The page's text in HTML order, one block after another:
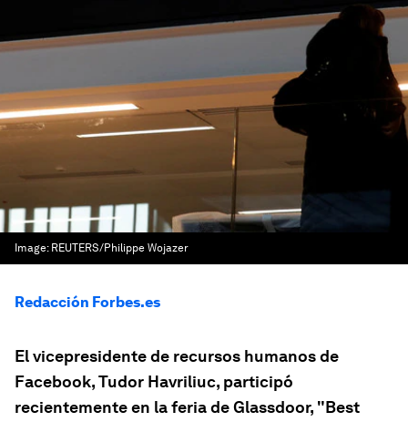
Image: REUTERS/Philippe Wojazer
Redacción Forbes.es
El vicepresidente de recursos humanos de
Facebook, Tudor Havriliuc, participó
recientemente en la feria de Glassdoor, "Best